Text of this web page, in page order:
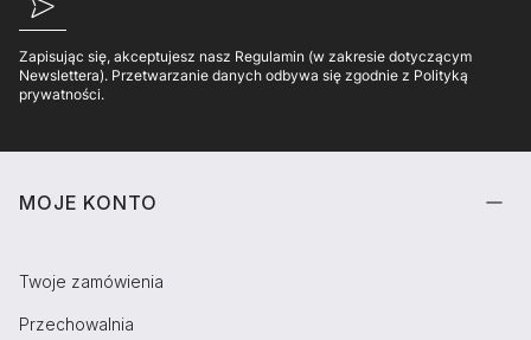
Zapisując się, akceptujesz nasz Regulamin (w zakresie dotyczącym
Newslettera). Przetwarzanie danych odbywa się zgodnie z Polityką
prywatności.
Linki w stopce
MOJE KONTO
Twoje zamówienia
Przechowalnia